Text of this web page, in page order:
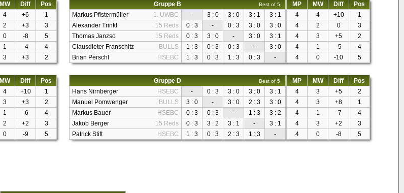
MW Diff
Pos
4 +6
1
2 +3
3
0 -8
5
1 -4
4
3 +3 2
Gruppe B Best of 5 MP MW Diff
Pos
Markus Pfistermüller
1. UWBC - 3 : 0 3 : 0 3 : 1 3 : 1 4 4 +10
1
Alexander Trinkl
15 Reds 0 : 3 - 0 : 3 3 : 0 3 : 0 4 2 0
3
Thomas Janzso
15 Reds 0 : 3 3 : 0 - 3 : 0 3 : 1 4 3 +5
2
Clausdieter Franschitz
BULLS 1 : 3 0 : 3 0 : 3 - 3 : 0 4 1 -5
4
Brian Perschl
HSEBC 1 : 3 0 : 3 1 : 3 0 : 3 - 4 0 -10 5
MW Diff
Pos
4 +10
1
3 +3
2
1 -6
4
2 +2
3
0 -9 5
Gruppe D Best of 5 MP MW Diff
Pos
Hans Nirnberger
HSEBC - 0 : 3 3 : 0 3 : 0 3 : 1 4 3 +5
2
Manuel Pomwenger
BULLS 3 : 0 - 3 : 0 2 : 3 3 : 0 4 3 +8
1
Markus Bauer
HSEBC 0 : 3 0 : 3 - 1 : 3 3 : 2 4 1 -7
4
Jakob Berger
15 Reds 0 : 3 3 : 2 3 : 1 - 3 : 1 4 3 +2
3
Patrick Stift
HSEBC 1 : 3 0 : 3 2 : 3 1 : 3 - 4 0 -8 5